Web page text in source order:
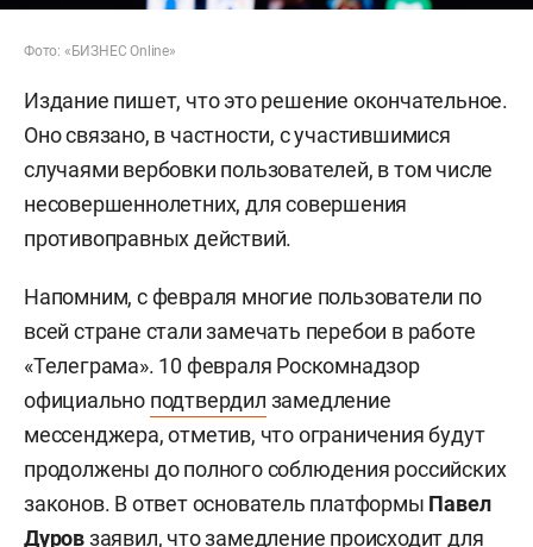
Фото: «БИЗНЕС Online»
Издание пишет, что это решение окончательное.
Оно связано, в частности, с участившимися
случаями вербовки пользователей, в том числе
несовершеннолетних, для совершения
противоправных действий.
Напомним, с февраля многие пользователи по
всей стране стали замечать перебои в работе
«Телеграма». 10 февраля Роскомнадзор
официально подтвердил замедление
мессенджера, отметив, что ограничения будут
продолжены до полного соблюдения российских
законов. В ответ основатель платформы Павел
Дуровзаявил, что замедление происходит для